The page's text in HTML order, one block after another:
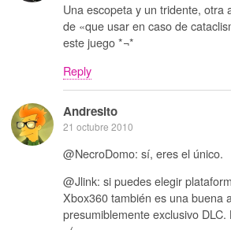
Una escopeta y un tridente, otra
de «que usar en caso de
este juego *¬*
Reply
Andresito
21 octubre 2010
@NecroDomo: sí, eres el único.
@Jlink: si puedes elegir
Xbox360 también es una buena
presumiblemente exclusivo